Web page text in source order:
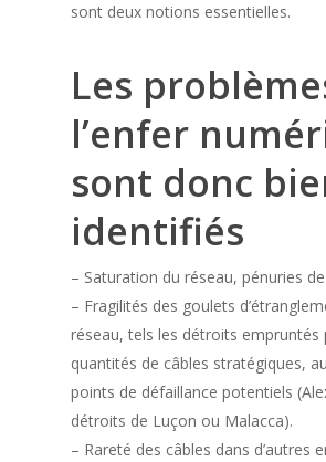
sont deux notions essentielles.
Les
l’enfer
sont donc
identifiés
– Saturation du réseau, pénuries
– Fragilités des goulets
réseau, tels les détroits empruntés
quantités de câbles stratégiques,
points de défaillance potentiels
détroits de Luçon ou Malacca).
– Rareté des câbles dans d’autres